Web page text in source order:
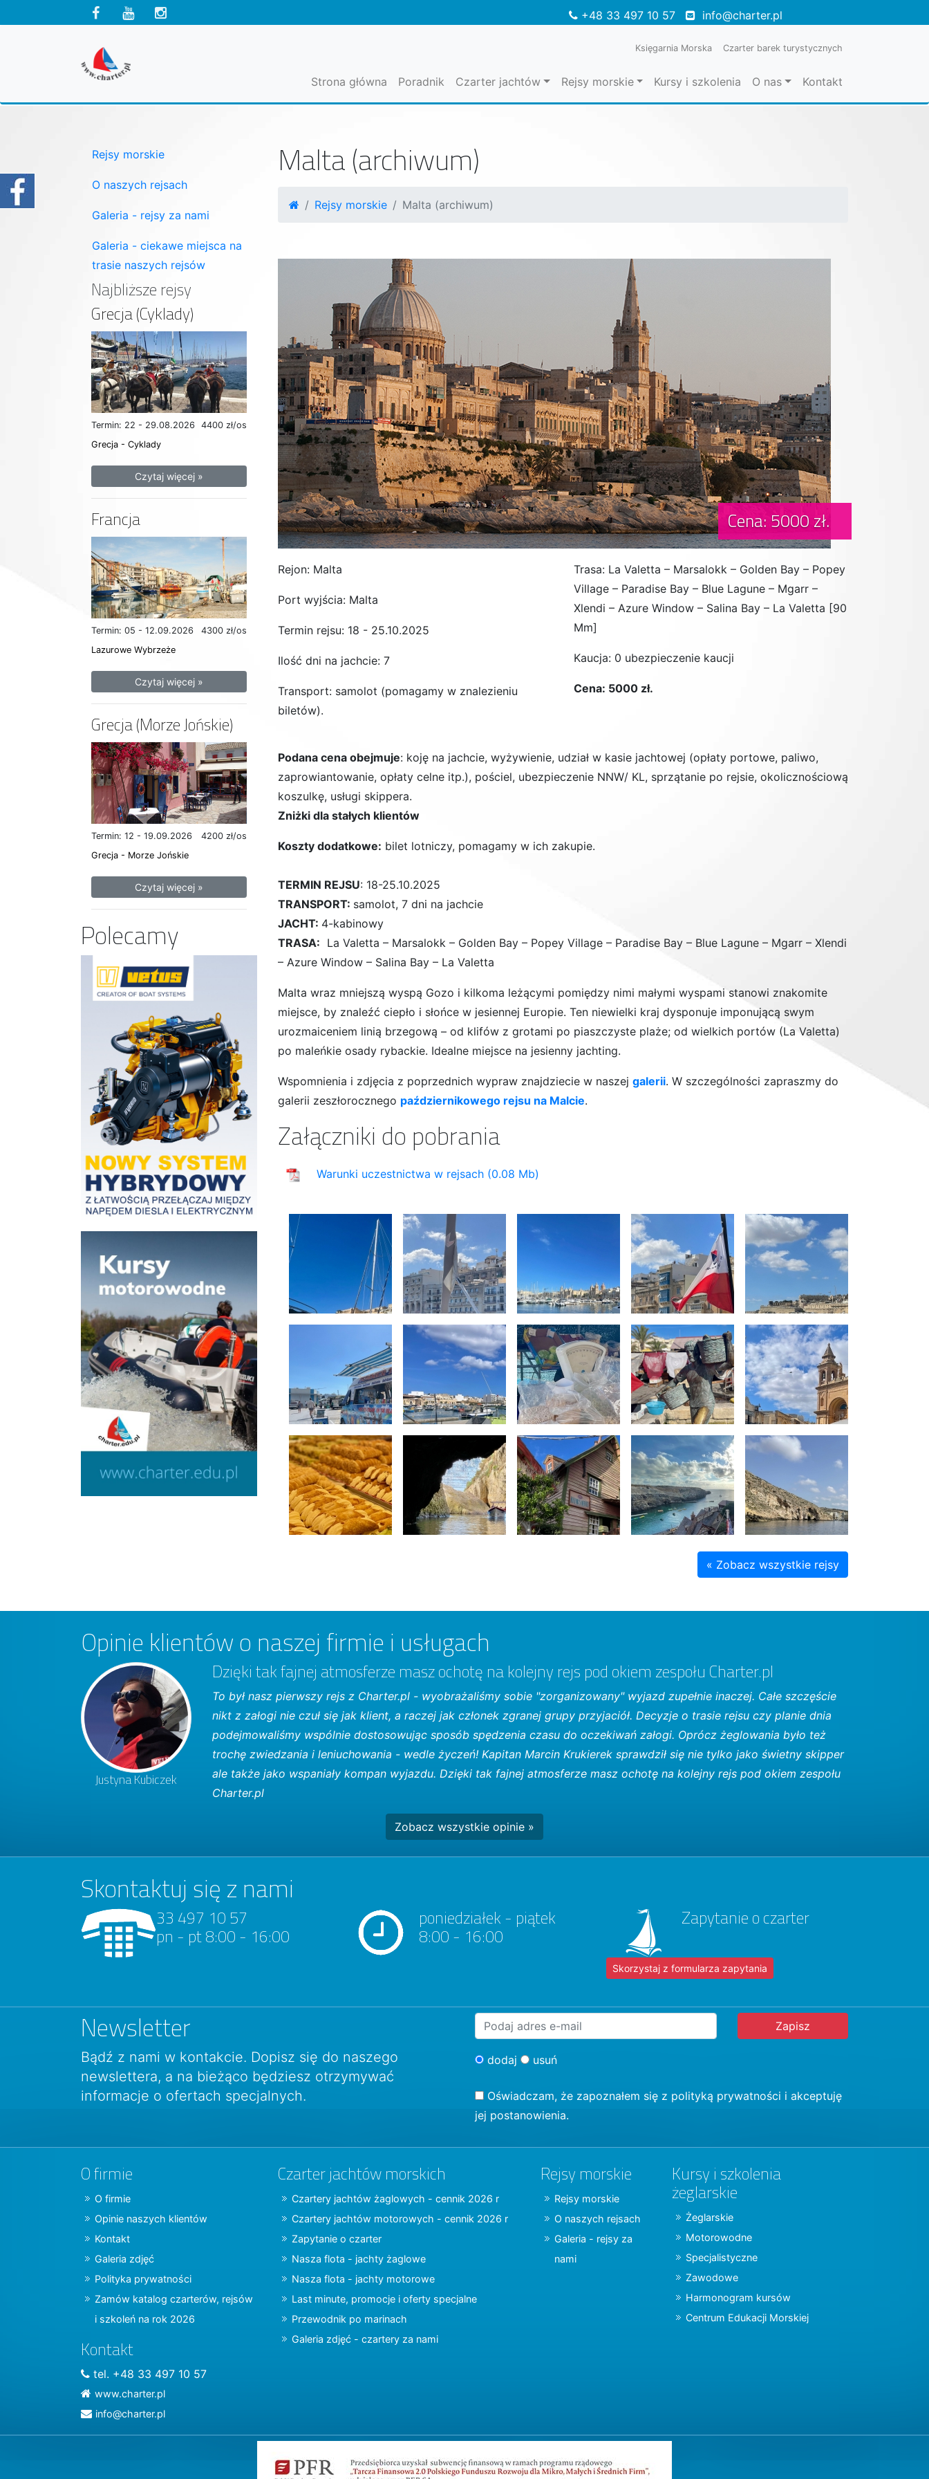
+48 33 497 10 57 info@charter.pl
Księgarnia Morska Czarter barek turystycznych
Strona główna Poradnik Czarter jachtów Rejsy morskie Kursy i szkolenia O nas Kontakt
Malta (archiwum)
Rejsy morskie Malta (archiwum)
Cena: 5000 zł.
Rejon: Malta
Port wyjścia: Malta
Termin rejsu: 18 - 25.10.2025
Ilość dni na jachcie: 7
Transport: samolot (pomagamy w znalezieniu
biletów).
Trasa: La Valetta – Marsalokk – Golden Bay – Popey
Village – Paradise Bay – Blue Lagune – Mgarr –
Xlendi – Azure Window – Salina Bay – La Valetta [90
Mm]
Kaucja: 0 ubezpieczenie kaucji
Cena: 5000 zł.
Podana cena obejmuje: koję na jachcie, wyżywienie, udział w kasie jachtowej (opłaty portowe, paliwo,
zaprowiantowanie, opłaty celne itp.), pościel, ubezpieczenie NNW/ KL, sprzątanie po rejsie, okolicznościową
koszulkę, usługi skippera.
Zniżki dla stałych klientów
Koszty dodatkowe: bilet lotniczy, pomagamy w ich zakupie.
TERMIN REJSU: 18-25.10.2025
TRANSPORT: samolot, 7 dni na jachcie
JACHT: 4-kabinowy
TRASA: La Valetta – Marsalokk – Golden Bay – Popey Village – Paradise Bay – Blue Lagune – Mgarr – Xlendi
– Azure Window – Salina Bay – La Valetta
Malta wraz mniejszą wyspą Gozo i kilkoma leżącymi pomiędzy nimi małymi wyspami stanowi znakomite
miejsce, by znaleźć ciepło i słońce w jesiennej Europie. Ten niewielki kraj dysponuje imponującą swym
urozmaiceniem linią brzegową – od klifów z grotami po piaszczyste plaże; od wielkich portów (La Valetta)
po maleńkie osady rybackie. Idealne miejsce na jesienny jachting.
Wspomnienia i zdjęcia z poprzednich wypraw znajdziecie w naszej galerii. W szczególności zapraszmy do
galerii zeszłorocznego październikowego rejsu na Malcie.
Załączniki do pobrania
Warunki uczestnictwa w rejsach (0.08 Mb)
« Zobacz wszystkie rejsy
Rejsy morskie
O naszych rejsach
Galeria - rejsy za nami
Galeria - ciekawe miejsca na
trasie naszych rejsów
Najbliższe rejsy
Grecja (Cyklady)
Termin: 22 - 29.08.2026
4400 zł/os
Grecja - Cyklady
Czytaj więcej »
Francja
Termin: 05 - 12.09.2026
4300 zł/os
Lazurowe Wybrzeże
Czytaj więcej »
Grecja (Morze Jońskie)
Termin: 12 - 19.09.2026
4200 zł/os
Grecja - Morze Jońskie
Czytaj więcej »
Polecamy
Opinie klientów o naszej firmie i usługach
Justyna Kubiczek
Dzięki tak fajnej atmosferze masz ochotę na kolejny rejs pod okiem zespołu Charter.pl
To był nasz pierwszy rejs z Charter.pl - wyobrażaliśmy sobie "zorganizowany" wyjazd zupełnie inaczej. Całe szczęście
nikt z załogi nie czuł się jak klient, a raczej jak członek zgranej grupy przyjaciół. Decyzje o trasie rejsu czy planie dnia
podejmowaliśmy wspólnie dostosowując sposób spędzenia czasu do oczekiwań załogi. Oprócz żeglowania było też
trochę zwiedzania i leniuchowania - wedle życzeń! Kapitan Marcin Krukierek sprawdził się nie tylko jako świetny skipper
ale także jako wspaniały kompan wyjazdu. Dzięki tak fajnej atmosferze masz ochotę na kolejny rejs pod okiem zespołu
Charter.pl
Zobacz wszystkie opinie »
Skontaktuj się z nami
33 497 10 57
pn - pt 8:00 - 16:00
poniedziałek - piątek
8:00 - 16:00
Zapytanie o czarter
Skorzystaj z formularza zapytania
Newsletter
Bądź z nami w kontakcie. Dopisz się do naszego
newslettera, a na bieżąco będziesz otrzymywać
informacje o ofertach specjalnych.
dodaj usuń
Oświadczam, że zapoznałem się z polityką prywatności i akceptuję
jej postanowienia.
O firmie
O firmie
Opinie naszych klientów
Kontakt
Galeria zdjęć
Polityka prywatności
Zamów katalog czarterów, rejsów
i szkoleń na rok 2026
Kontakt
tel. +48 33 497 10 57
www.charter.pl
info@charter.pl
Czarter jachtów morskich
Czartery jachtów żaglowych - cennik 2026 r
Czartery jachtów motorowych - cennik 2026 r
Zapytanie o czarter
Nasza flota - jachty żaglowe
Nasza flota - jachty motorowe
Last minute, promocje i oferty specjalne
Przewodnik po marinach
Galeria zdjęć - czartery za nami
Rejsy morskie
Rejsy morskie
O naszych rejsach
Galeria - rejsy za
nami
Kursy i szkolenia
żeglarskie
Żeglarskie
Motorowodne
Specjalistyczne
Zawodowe
Harmonogram kursów
Centrum Edukacji Morskiej